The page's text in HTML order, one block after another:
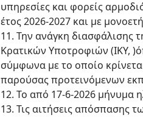
υπηρεσίες και φορείς
έτος 2026-2027 και με
11. Την ανάγκη διασφάλισης
Κρατικών Υποτροφιών (ΙΚΥ,
σύμφωνα με το οποίο
παρούσας προτεινόμενων
12. Το από 17-6-2026 μήνυμα
13. Τις αιτήσεις απόσπασης